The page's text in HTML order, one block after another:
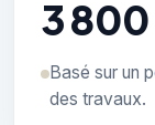
3
Basé sur un
des travaux.